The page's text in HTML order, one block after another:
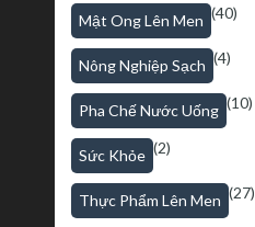
Mật Ong Lên Men (40)
Nông Nghiệp Sạch (4)
Pha Chế Nước Uống (10)
Sức Khỏe (2)
Thực Phẩm Lên Men (27)